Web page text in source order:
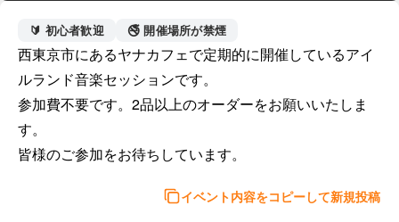
🔰 初心者歓迎 🚭 開催場所が禁煙
西東京市にあるヤナカフェで定期的に開催しているアイ
ルランド音楽セッションです。
参加費不要です。2品以上のオーダーをお願いいたしま
す。
皆様のご参加をお待ちしています。
イベント内容をコピーして新規投稿